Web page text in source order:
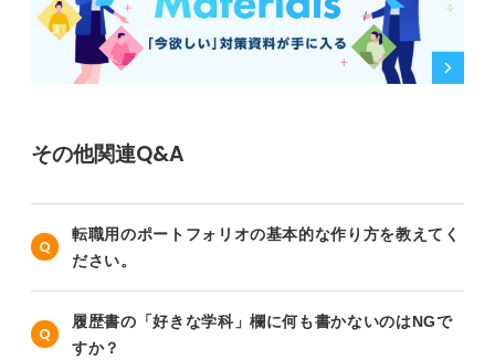
その他関連Q&A
転職用のポートフォリオの基本的な作り方を教えてく
ださい。
履歴書の「好きな学科」欄に何も書かないのはNGで
すか？